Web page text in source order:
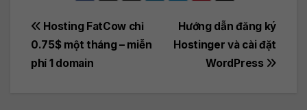
Post
navigation
Hướng dẫn đăng ký
Hostinger và cài đặt
WordPress
Hosting FatCow chỉ
0.75$ một tháng – miễn
phí 1 domain